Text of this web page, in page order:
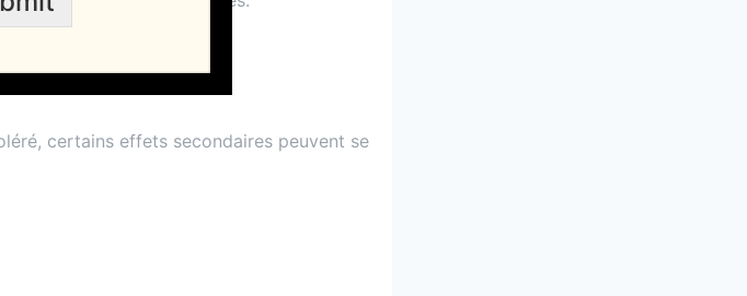
certains effets secondaires peuvent se